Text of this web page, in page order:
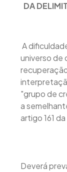
DA
A
universo de
"grupo de
a
artigo 161
Deverá